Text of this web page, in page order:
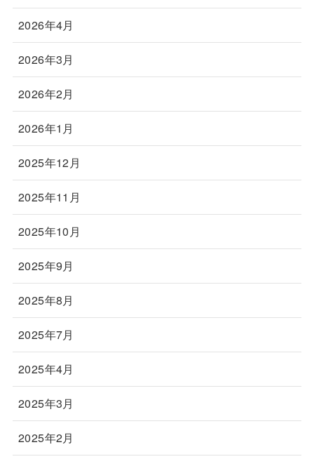
2026年4月
2026年3月
2026年2月
2026年1月
2025年12月
2025年11月
2025年10月
2025年9月
2025年8月
2025年7月
2025年4月
2025年3月
2025年2月